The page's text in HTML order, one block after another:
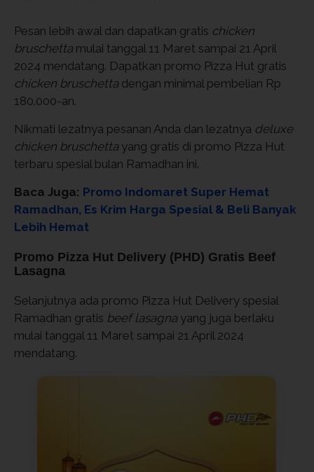
Pesan lebih awal dan dapatkan gratis chicken
bruschettamulai tanggal 11 Maret sampai 21 April
2024 mendatang. Dapatkan promo Pizza Hut gratis
chicken bruschetta dengan minimal pembelian Rp
180.000-an.
Nikmati lezatnya pesanan Anda dan lezatnya deluxe
chicken bruschetta yang gratis di promo Pizza Hut
terbaru spesial bulan Ramadhan ini.
Baca Juga: Promo Indomaret Super Hemat
Ramadhan, Es Krim Harga Spesial & Beli Banyak
Lebih Hemat
Promo Pizza Hut Delivery (PHD) Gratis Beef
Lasagna
Selanjutnya ada promo Pizza Hut Delivery spesial
Ramadhan gratis beef lasagnayang juga berlaku
mulai tanggal 11 Maret sampai 21 April 2024
mendatang.